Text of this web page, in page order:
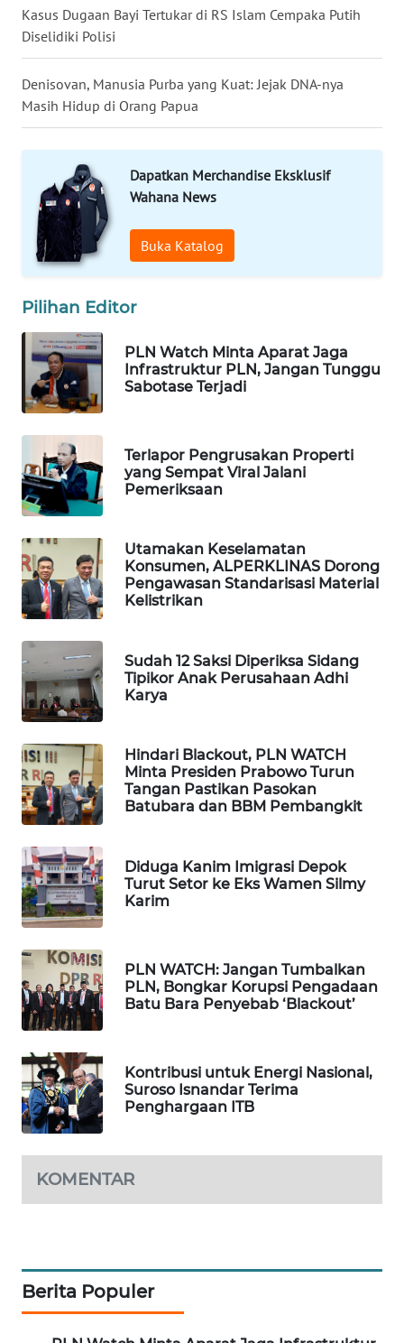
Kasus Dugaan Bayi Tertukar di RS Islam Cempaka Putih
Diselidiki Polisi
Denisovan, Manusia Purba yang Kuat: Jejak DNA-nya
Masih Hidup di Orang Papua
Dapatkan Merchandise Eksklusif
Wahana News
Buka Katalog
Pilihan Editor
PLN Watch Minta Aparat Jaga
Infrastruktur PLN, Jangan Tunggu
Sabotase Terjadi
Terlapor Pengrusakan Properti
yang Sempat Viral Jalani
Pemeriksaan
Utamakan Keselamatan
Konsumen, ALPERKLINAS Dorong
Pengawasan Standarisasi Material
Kelistrikan
Sudah 12 Saksi Diperiksa Sidang
Tipikor Anak Perusahaan Adhi
Karya
Hindari Blackout, PLN WATCH
Minta Presiden Prabowo Turun
Tangan Pastikan Pasokan
Batubara dan BBM Pembangkit
Diduga Kanim Imigrasi Depok
Turut Setor ke Eks Wamen Silmy
Karim
PLN WATCH: Jangan Tumbalkan
PLN, Bongkar Korupsi Pengadaan
Batu Bara Penyebab ‘Blackout’
Kontribusi untuk Energi Nasional,
Suroso Isnandar Terima
Penghargaan ITB
KOMENTAR
Berita Populer
WN
TAPANULI
SELATAN
WN
LESUNG
WN
KARO
SIMALUNGUN
WN
LABUHANBATU
TAPANULI
TENGAH
WN DELI
SERDANG
WN
TINGGI
WN
PAKPAK
WN
KARAWANG
WN
BEKASI
WN
BOGOR
WN
DEPOK
WN
WN
PADANG
LAWAS